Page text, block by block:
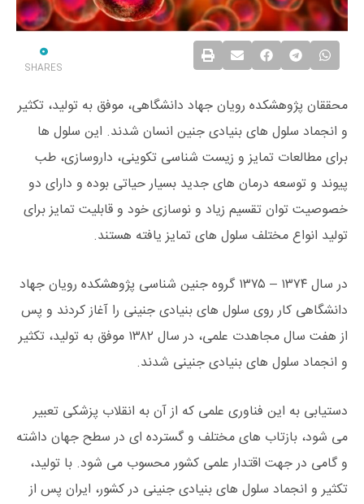
0
SHARES
محققان پژوهشکده رویان جهاد دانشگاهی، موفق به تولید، تکثیر
و انجماد سلول های بنیادی جنین انسان شدند. این سلول ها
برای مطالعات تمایز و زیست شناسی تکوینی، داروسازی، طب
پیوند و توسعه درمان های جدید بسیار حیاتی بوده و دارای دو
خصوصیت توان تقسیم زیاد و نوسازی خود و قابلیت تمایز برای
تولید انواع مختلف سلول های تمایز یافته هستند.
در سال ۱۳۷۴ – ۱۳۷۵ گروه جنین ‌شناسی پژوهشکده‌ رویان جهاد
دانشگاهی کار روی سلول ‌های بنیادی جنینی را آغاز کردند و پس
از هفت سال مجاهدت علمی،‌ در سال ۱۳۸۲ موفق به تولید، تکثیر
و انجماد سلول‌ های بنیادی جنینی شدند.
دستیابی به این فناوری علمی که از آن به انقلاب پزشکی تعبیر
می ‌شود، بازتاب ‌های مختلف و گسترده‌ ای در سطح جهان داشته
و گامی در جهت اقتدار علمی کشور محسوب می ‌شود. با تولید،
تکثیر و انجماد سلول‌ های بنیادی جنینی در کشور، ایران پس از